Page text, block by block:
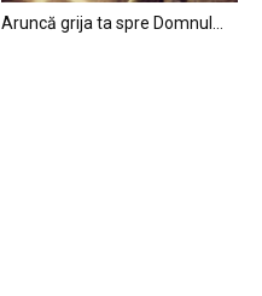
Aruncă grija ta spre Domnul…